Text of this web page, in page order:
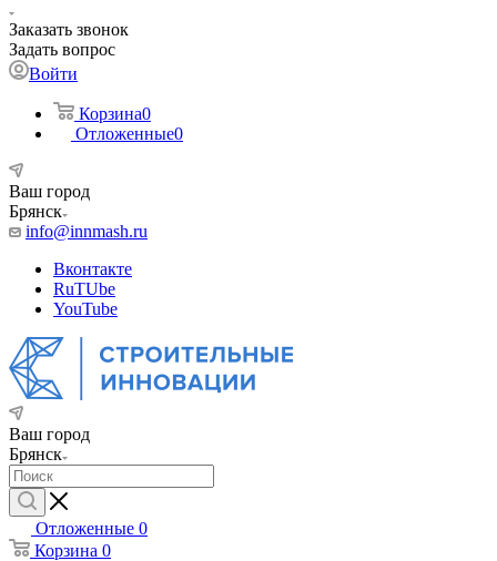
Заказать звонок
Задать вопрос
Войти
Корзина0
Отложенные0
Ваш город
Брянск
info@innmash.ru
Вконтакте
RuTUbe
YouTube
Ваш город
Брянск
Отложенные 0
Корзина 0